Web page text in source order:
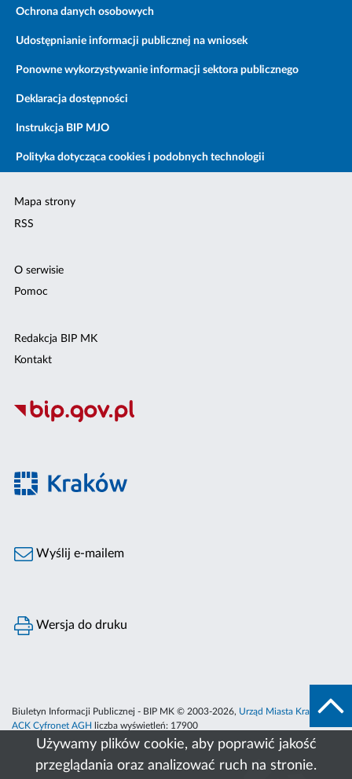
Używamy plików cookie, aby poprawić jakość
przeglądania oraz analizować ruch na stronie.
Ochrona danych osobowych
Udostępnianie informacji publicznej na wniosek
Ponowne wykorzystywanie informacji sektora publicznego
Deklaracja dostępności
Instrukcja BIP MJO
Polityka dotycząca cookies i podobnych technologii
Mapa strony
RSS
O serwisie
Pomoc
Redakcja BIP MK
Kontakt
Wyślij e-mailem
Wersja do druku
Biuletyn Informacji Publicznej - BIP MK © 2003-2026, Urząd Miasta Krakowa
ACK Cyfronet AGH
liczba wyświetleń: 17900